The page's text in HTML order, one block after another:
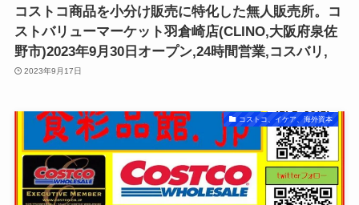
コストコ商品を小分け販売に特化した無人販売所。コ
ストバリューマーケット羽倉崎店(CLINO,大阪府泉佐
野市)2023年9月30日オープン,24時間営業,コスバリ,
2023年9月17日
コストコ、イケア、海外資本